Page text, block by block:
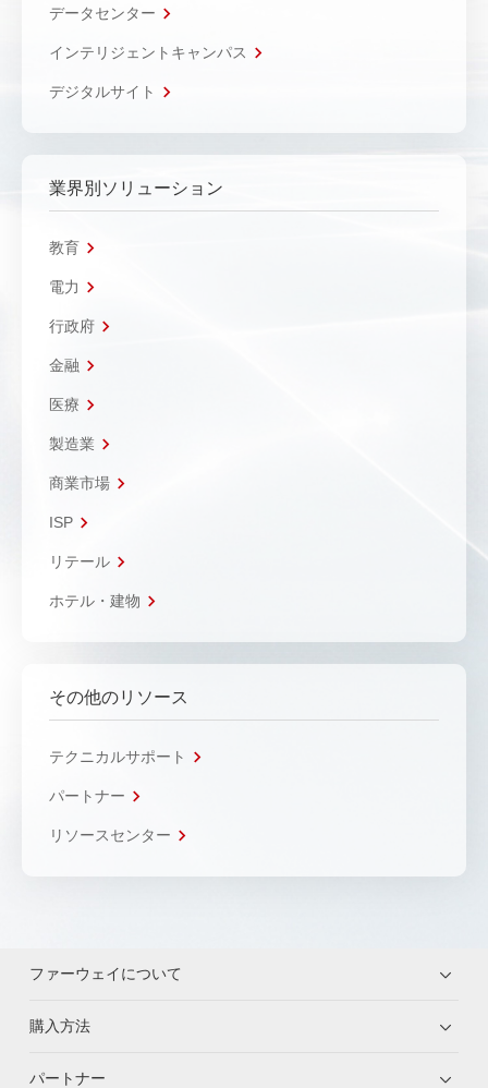
データセンター
インテリジェントキャンパス
デジタルサイト
業界別ソリューション
教育
電力
行政府
金融
医療
製造業
商業市場
ISP
リテール
ホテル・建物
その他のリソース
テクニカルサポート
パートナー
リソースセンター
ファーウェイについて
購入方法
パートナー